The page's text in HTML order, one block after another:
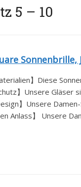
5 – 10
】Diese
】Unsere Gläser
】Unsere
Anlass】 Unsere